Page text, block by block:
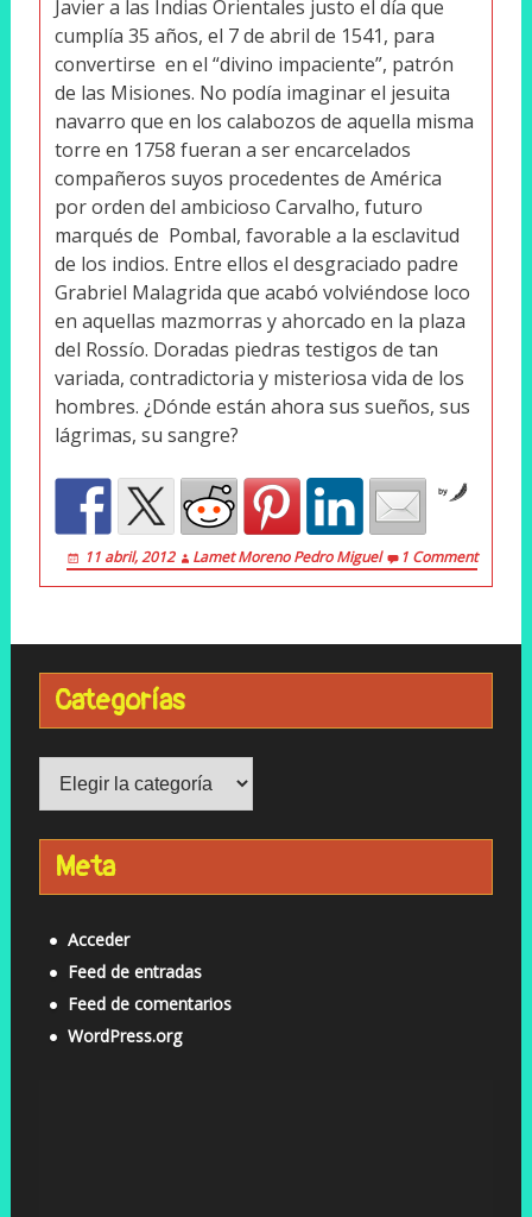
Javier a las Indias Orientales justo el día que
cumplía 35 años, el 7 de abril de 1541, para
convertirse en el “divino impaciente”, patrón
de las Misiones. No podía imaginar el jesuita
navarro que en los calabozos de aquella misma
torre en 1758 fueran a ser encarcelados
compañeros suyos procedentes de América
por orden del ambicioso Carvalho, futuro
marqués de Pombal, favorable a la esclavitud
de los indios. Entre ellos el desgraciado padre
Grabriel Malagrida que acabó volviéndose loco
en aquellas mazmorras y ahorcado en la plaza
del Rossío. Doradas piedras testigos de tan
variada, contradictoria y misteriosa vida de los
hombres. ¿Dónde están ahora sus sueños, sus
lágrimas, su sangre?
by
11 abril, 2012 Lamet Moreno Pedro Miguel 1 Comment
Categorías
Categorías
Meta
Acceder
Feed de entradas
Feed de comentarios
WordPress.org